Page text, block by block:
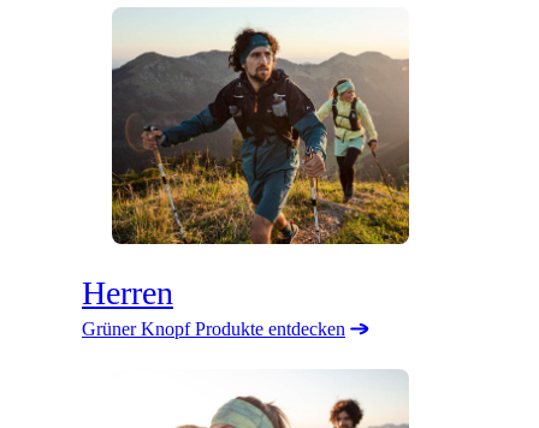
Herren
Grüner Knopf Produkte entdecken